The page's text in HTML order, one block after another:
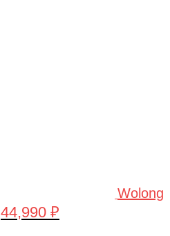
Wolong
Первоначальная
44,990 ₽